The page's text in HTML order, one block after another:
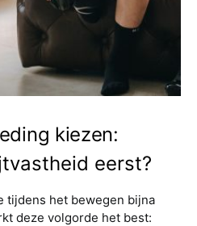
kiezen:
eerst?
tijdens het bewegen bijna
deze volgorde het best: